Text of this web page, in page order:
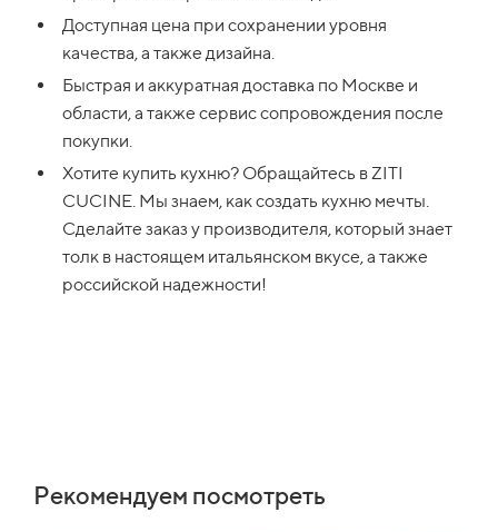
Доступная цена при сохранении уровня
качества, а также дизайна.
Быстрая и аккуратная доставка по Москве и
области, а также сервис сопровождения после
покупки.
Хотите купить кухню? Обращайтесь в ZITI
CUCINE. Мы знаем, как создать кухню мечты.
Сделайте заказ у производителя, который знает
толк в настоящем итальянском вкусе, а также
российской надежности!
Рекомендуем посмотреть